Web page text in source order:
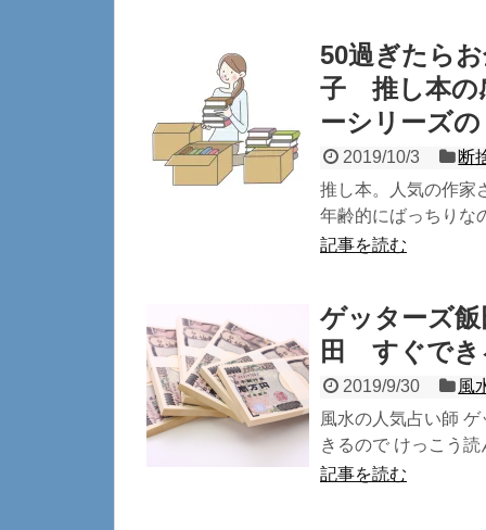
50過ぎたら
子 推し本の
ーシリーズ
2019/10/3
断
推し本。人気の作家
年齢的にばっちりな
記事を読む
ゲッターズ
田 すぐでき
2019/9/30
風
風水の人気占い師
きるので けっこう
記事を読む